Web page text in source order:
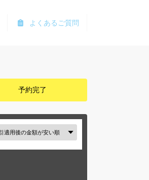
よくあるご質問
予約完了